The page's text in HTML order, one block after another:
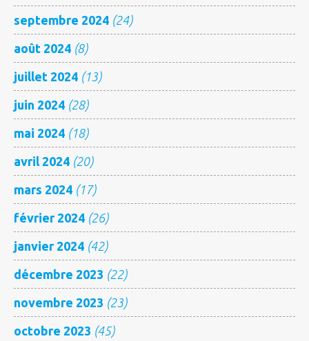
septembre 2024 (24)
août 2024 (8)
juillet 2024 (13)
juin 2024 (28)
mai 2024 (18)
avril 2024 (20)
mars 2024 (17)
février 2024 (26)
janvier 2024 (42)
décembre 2023 (22)
novembre 2023 (23)
octobre 2023 (45)